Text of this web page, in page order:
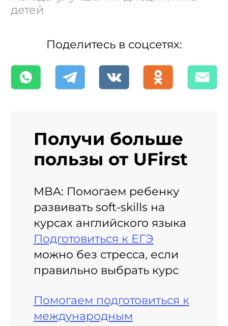
детей
Поделитесь в соцсетях:
Получи больше
пользы от UFirst
MBA: Помогаем ребенку
развивать soft-skills на
курсах английского языка
Подготовиться к ЕГЭ
можно без стресса, если
правильно выбрать курс
Помогаем подготовиться к
международным